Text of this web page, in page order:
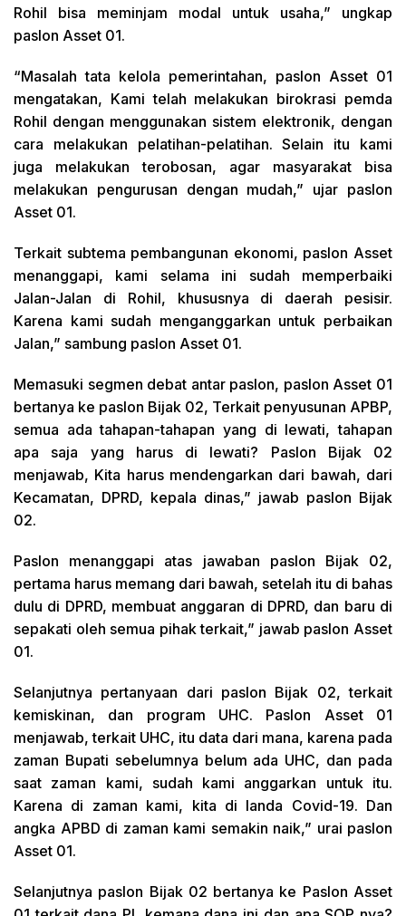
Rohil bisa meminjam modal untuk usaha,” ungkap
paslon Asset 01.
“Masalah tata kelola pemerintahan, paslon Asset 01
mengatakan, Kami telah melakukan birokrasi pemda
Rohil dengan menggunakan sistem elektronik, dengan
cara melakukan pelatihan-pelatihan. Selain itu kami
juga melakukan terobosan, agar masyarakat bisa
melakukan pengurusan dengan mudah,” ujar paslon
Asset 01.
Terkait subtema pembangunan ekonomi, paslon Asset
menanggapi, kami selama ini sudah memperbaiki
Jalan-Jalan di Rohil, khususnya di daerah pesisir.
Karena kami sudah menganggarkan untuk perbaikan
Jalan,” sambung paslon Asset 01.
Memasuki segmen debat antar paslon, paslon Asset 01
bertanya ke paslon Bijak 02, Terkait penyusunan APBP,
semua ada tahapan-tahapan yang di lewati, tahapan
apa saja yang harus di lewati? Paslon Bijak 02
menjawab, Kita harus mendengarkan dari bawah, dari
Kecamatan, DPRD, kepala dinas,” jawab paslon Bijak
02.
Paslon menanggapi atas jawaban paslon Bijak 02,
pertama harus memang dari bawah, setelah itu di bahas
dulu di DPRD, membuat anggaran di DPRD, dan baru di
sepakati oleh semua pihak terkait,” jawab paslon Asset
01.
Selanjutnya pertanyaan dari paslon Bijak 02, terkait
kemiskinan, dan program UHC. Paslon Asset 01
menjawab, terkait UHC, itu data dari mana, karena pada
zaman Bupati sebelumnya belum ada UHC, dan pada
saat zaman kami, sudah kami anggarkan untuk itu.
Karena di zaman kami, kita di landa Covid-19. Dan
angka APBD di zaman kami semakin naik,” urai paslon
Asset 01.
Selanjutnya paslon Bijak 02 bertanya ke Paslon Asset